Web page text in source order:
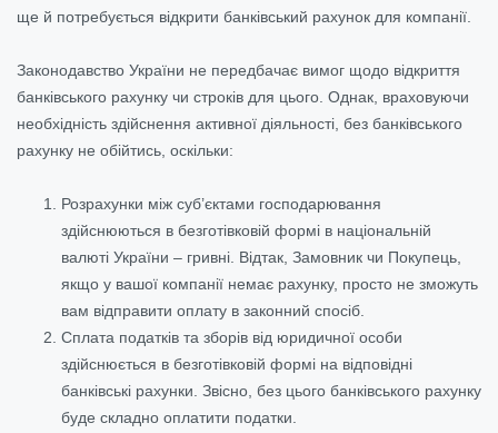
ще й потребується відкрити банківський рахунок для компанії.
Законодавство України не передбачає вимог щодо відкриття
банківського рахунку чи строків для цього. Однак, враховуючи
необхідність здійснення активної діяльності, без банківського
рахунку не обійтись, оскільки:
Розрахунки між суб’єктами господарювання
здійснюються в безготівковій формі в національній
валюті України – гривні. Відтак, Замовник чи Покупець,
якщо у вашої компанії немає рахунку, просто не зможуть
вам відправити оплату в законний спосіб.
Сплата податків та зборів від юридичної особи
здійснюється в безготівковій формі на відповідні
банківські рахунки. Звісно, без цього банківського рахунку
буде складно оплатити податки.